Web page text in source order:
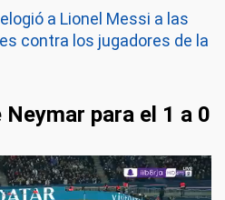
a Lionel Messi a las
contra los jugadores de la
para el 1 a 0